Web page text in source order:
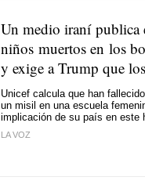
Un medio iraní publica
niños muertos en los
y exige a Trump que
Unicef calcula que han
un misil en una escuela
implicación de su país en este
LA VOZ